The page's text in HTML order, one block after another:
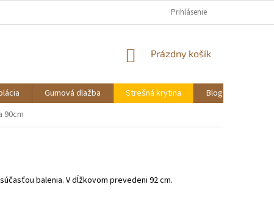
REKLAMÁCIE A
Prihlásenie
NÁKUPNÝ
Prázdny košík
Gumová dlažba Strešná krytina Blog
90cm
balenia. V dĺžkovom prevedeni 92 cm.